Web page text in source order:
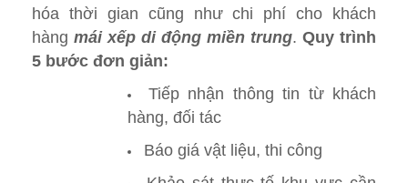
hóa thời gian cũng như chi phí cho khách
hàng mái xếp di động miền trung. Quy trình
5 bước đơn giản:
Tiếp nhận thông tin từ khách
hàng, đối tác
Báo giá vật liệu, thi công